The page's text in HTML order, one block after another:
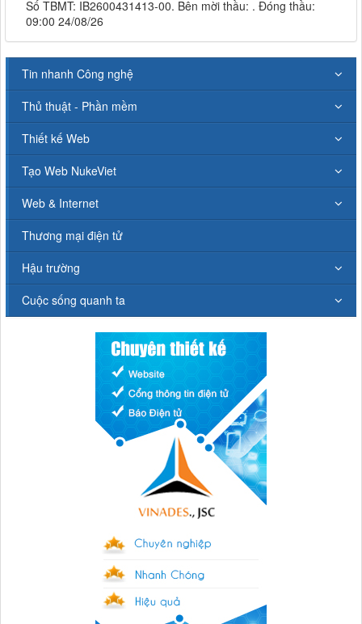
Số TBMT: IB2600431413-00. Bên mời thầu: . Đóng thầu:
09:00 24/08/26
Tin nhanh Công nghệ
Thủ thuật - Phần mềm
Thiết kế Web
Tạo Web NukeViet
Web & Internet
Thương mại điện tử
Hậu trường
Cuộc sống quanh ta